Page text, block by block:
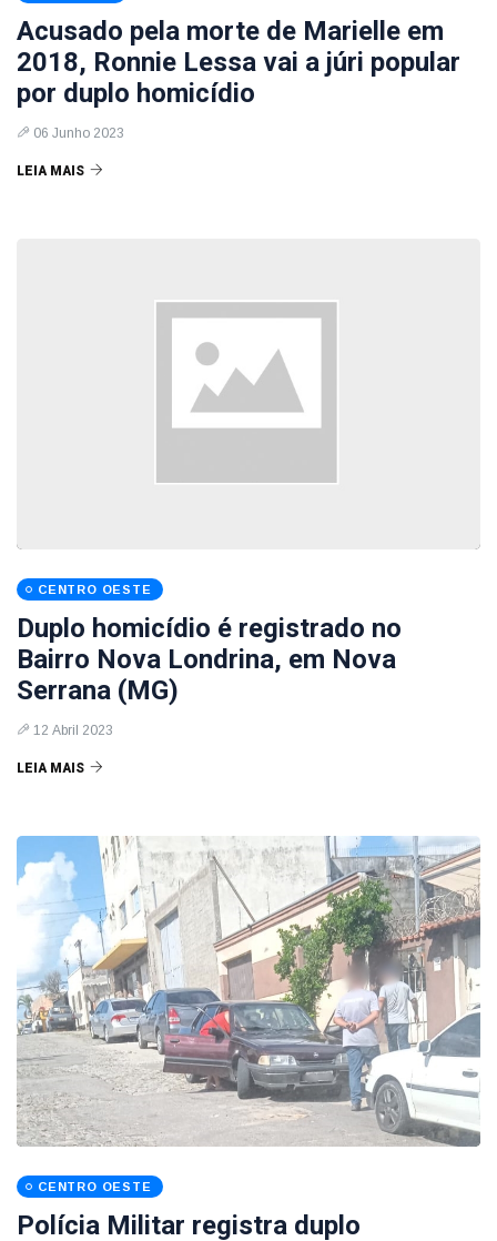
Acusado pela morte de Marielle em
2018, Ronnie Lessa vai a júri popular
por duplo homicídio
06 Junho 2023
LEIA MAIS
CENTRO OESTE
Duplo homicídio é registrado no
Bairro Nova Londrina, em Nova
Serrana (MG)
12 Abril 2023
LEIA MAIS
CENTRO OESTE
Polícia Militar registra duplo